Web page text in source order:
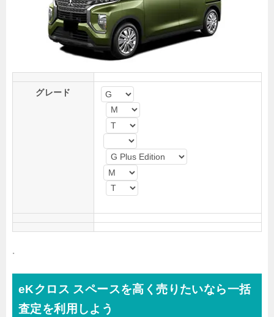
グレード
eKクロス スペースを高く売りたいなら一括
査定を利用しよう